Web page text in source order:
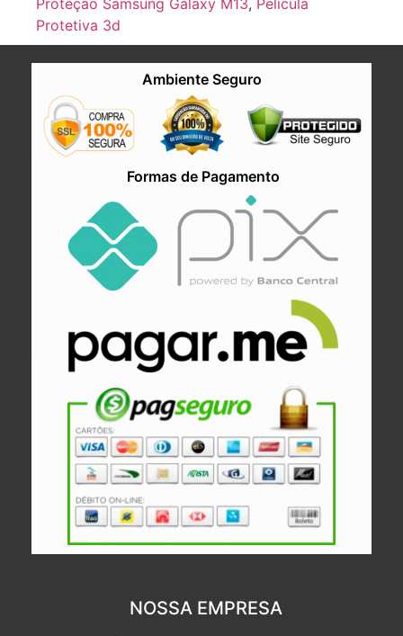
Proteção Samsung Galaxy M13, Película
Protetiva 3d
Ambiente Seguro
Formas de Pagamento
NOSSA EMPRESA